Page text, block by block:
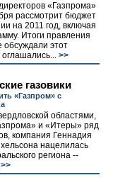
«Газпрома»
рассмотрит бюджет
на 2011 год, включая
Итоги правления
обсуждали этот
>>
газовики
«Газпром» с
областями,
и «Итеры» ряд
компания Геннадия
нацелилась
региона --
>>